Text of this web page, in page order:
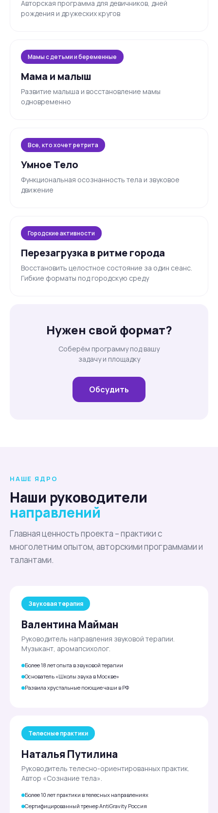
Авторская программа для девичников, дней
рождения и дружеских кругов
Мамы с детьми и беременные
Мама и малыш
Развитие малыша и восстановление мамы
одновременно
Все, кто хочет ретрита
Умное Тело
Функциональная осознанность тела и звуковое
движение
Городские активности
Перезагрузка в ритме города
Восстановить целостное состояние за один сеанс.
Гибкие форматы под городскую среду
Нужен свой формат?
Соберём программу под вашу
задачу и площадку
Обсудить
НАШЕ ЯДРО
Наши руководители
направлений
Главная ценность проекта – практики с
многолетним опытом, авторскими программами и
талантами.
Звуковая терапия
Валентина Майман
Руководитель направления звуковой терапии.
Музыкант, аромапсихолог.
Более 18 лет опыта в звуковой терапии
Основатель «Школы звука в Москве»
Развила хрустальные поющие чаши в РФ
Телесные практики
Наталья Путилина
Руководитель телесно-ориентированных практик.
Автор «Сознание тела».
Более 10 лет практики в телесных направлениях
Сертифицированный тренер AntiGravity Россия